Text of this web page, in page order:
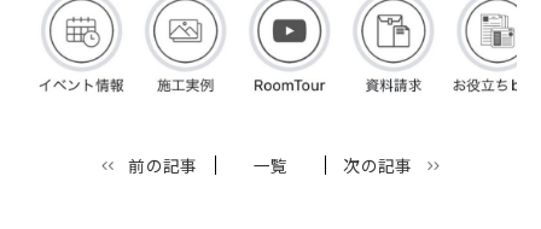
前の記事 一覧 次の記事